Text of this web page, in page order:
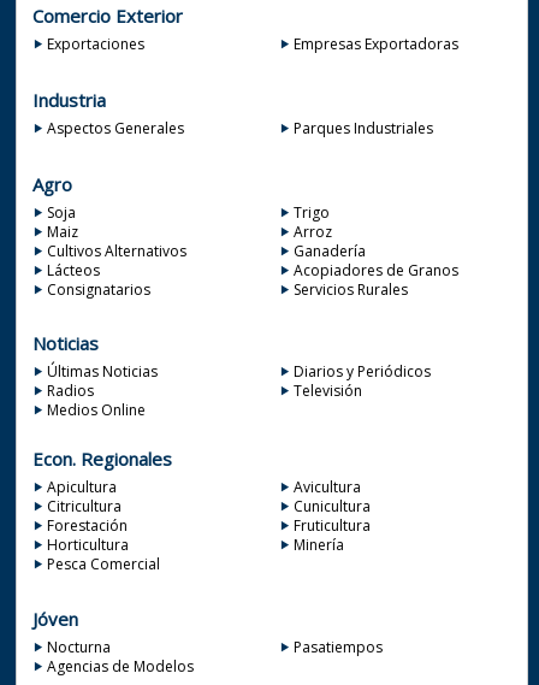
Comercio Exterior
Exportaciones Empresas Exportadoras
Industria
Aspectos Generales Parques Industriales
Agro
Soja
Trigo
Maiz
Arroz
Cultivos Alternativos
Ganadería
Lácteos
Acopiadores de Granos
Consignatarios
Servicios Rurales
Noticias
Últimas Noticias
Diarios y Periódicos
Radios
Televisión
Medios Online
Econ. Regionales
Apicultura
Avicultura
Citricultura
Cunicultura
Forestación
Fruticultura
Horticultura
Minería
Pesca Comercial
Jóven
Nocturna
Pasatiempos
Agencias de Modelos